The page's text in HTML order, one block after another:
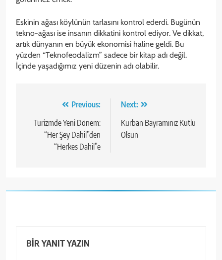
Eskinin ağası köylünün tarlasını kontrol ederdi. Bugünün
tekno-ağası ise insanın dikkatini kontrol ediyor. Ve dikkat,
artık dünyanın en büyük ekonomisi haline geldi. Bu
yüzden “Teknofeodalizm” sadece bir kitap adı değil.
İçinde yaşadığımız yeni düzenin adı olabilir.
gezinmesi
Previous:
Turizmde Yeni Dönem:
“Her Şey Dahil”den
“Herkes Dahil”e
Next:
Kurban Bayramınız Kutlu
Olsun
BIR YANIT YAZIN